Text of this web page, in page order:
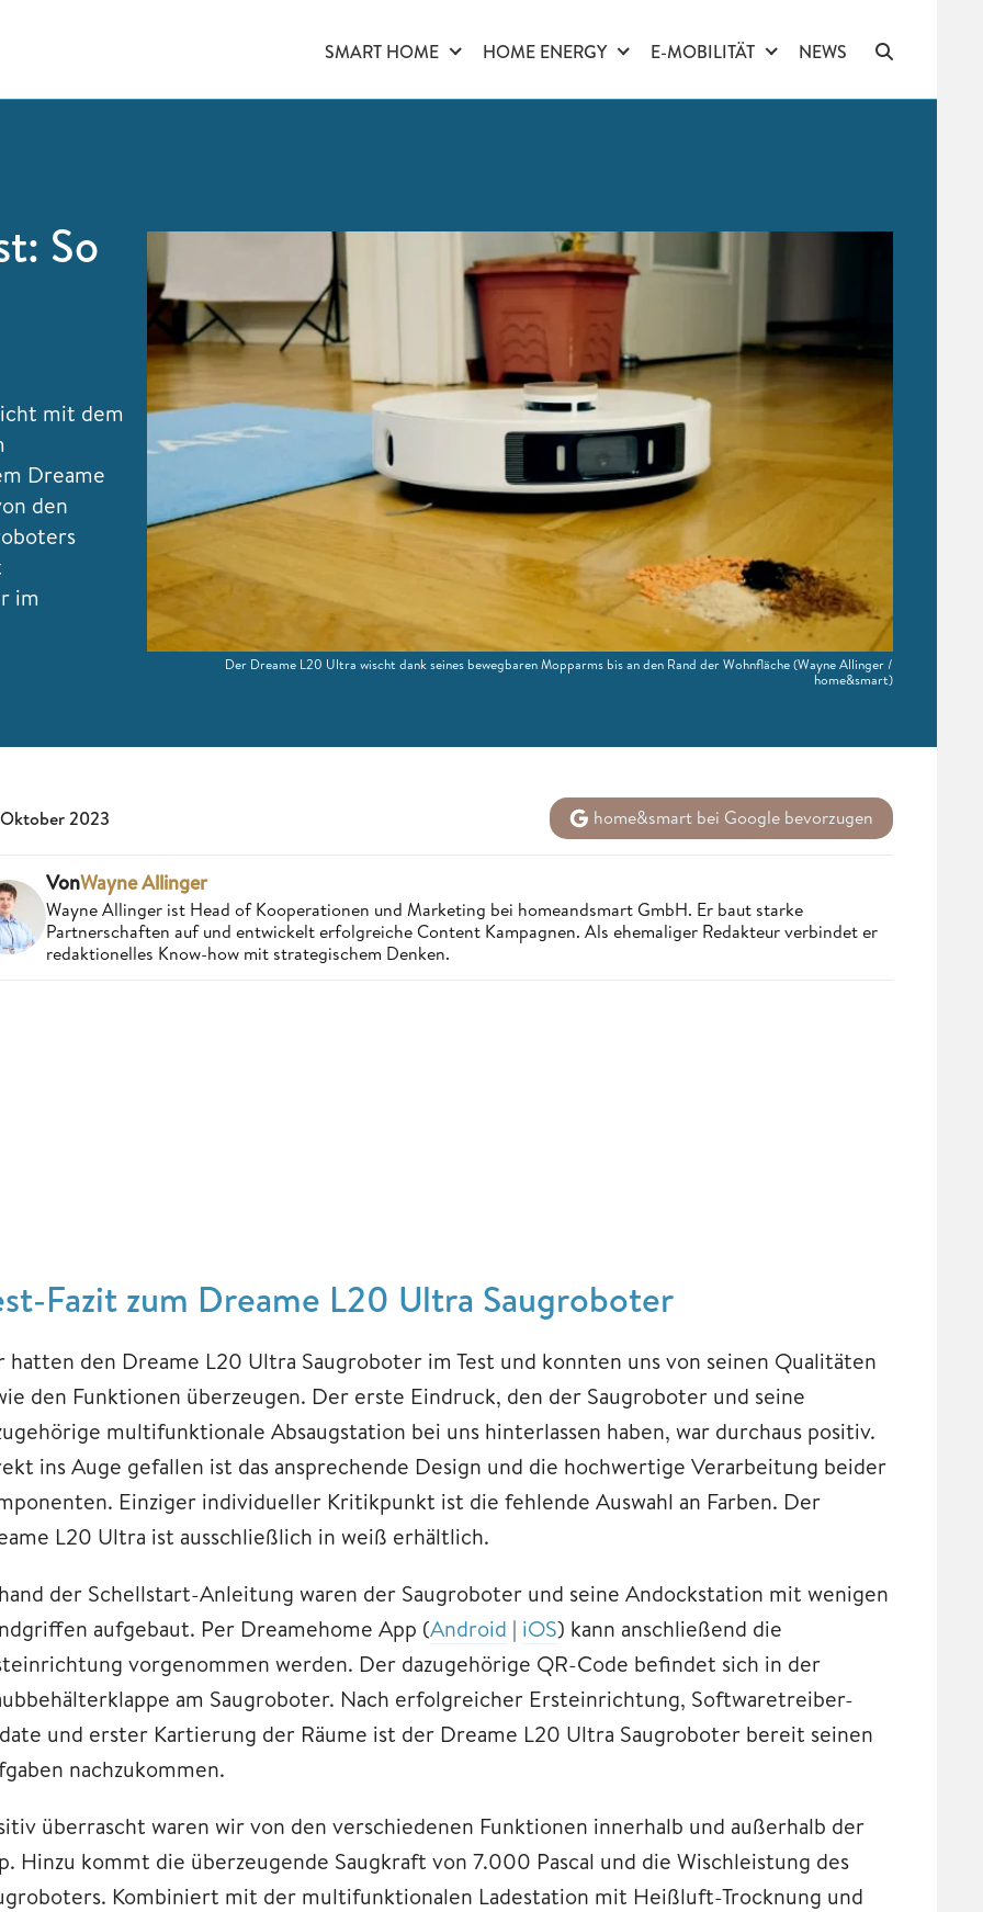
SMART HOME HOME ENERGY E-MOBILITÄT NEWS
So
mit dem
Dreame
den
im
Der Dreame L20 Ultra wischt dank seines bewegbaren Mopparms bis an den Rand der Wohnfläche(Wayne Allinger /
home&smart)
2023 home&smart bei Google bevorzugen
VonWayne Allinger
Wayne Allinger ist Head of Kooperationen und Marketing bei homeandsmart GmbH. Er baut starke
Partnerschaften auf und entwickelt erfolgreiche Content Kampagnen. Als ehemaliger Redakteur verbindet er
redaktionelles Know-how mit strategischem Denken.
Fazit zum Dreame L20 Ultra Saugroboter
hatten den Dreame L20 Ultra Saugroboter im Test und konnten uns von seinen Qualitäten
den Funktionen überzeugen. Der erste Eindruck, den der Saugroboter und seine
multifunktionale Absaugstation bei uns hinterlassen haben, war durchaus positiv.
ins Auge gefallen ist das ansprechende Design und die hochwertige Verarbeitung beider
Einziger individueller Kritikpunkt ist die fehlende Auswahl an Farben. Der
L20 Ultra ist ausschließlich in weiß erhältlich.
der Schellstart-Anleitung waren der Saugroboter und seine Andockstation mit wenigen
aufgebaut. Per Dreamehome App (Android | iOS) kann anschließend die
vorgenommen werden. Der dazugehörige QR-Code befindet sich in der
am Saugroboter. Nach erfolgreicher Ersteinrichtung, Softwaretreiber-
und erster Kartierung der Räume ist der Dreame L20 Ultra Saugroboter bereit seinen
nachzukommen.
überrascht waren wir von den verschiedenen Funktionen innerhalb und außerhalb der
Hinzu kommt die überzeugende Saugkraft von 7.000 Pascal und die Wischleistung des
Kombiniert mit der multifunktionalen Ladestation mit Heißluft-Trocknung und